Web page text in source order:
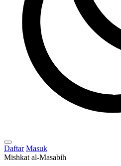
Daftar Masuk
Mishkat al-Masabih